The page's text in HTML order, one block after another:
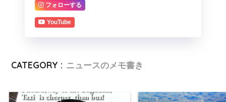
フォローする
YouTube
CATEGORY : ニュースのメモ書き